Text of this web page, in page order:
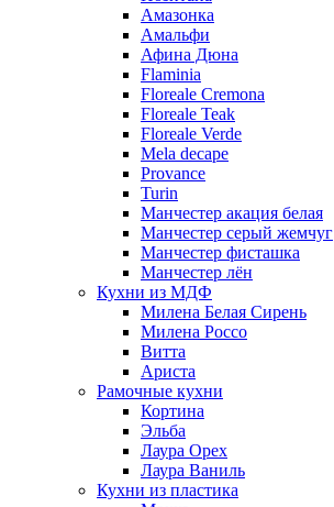
Амазонка
Амальфи
Афина Дюна
Flaminia
Floreale Cremona
Floreale Teak
Floreale Verde
Mela decape
Provance
Turin
Манчестер акация белая
Манчестер серый жемчуг
Манчестер фисташка
Манчестер лён
Кухни из МДФ
Милена Белая Сирень
Милена Россо
Витта
Ариста
Рамочные кухни
Кортина
Эльба
Лаура Орех
Лаура Ваниль
Кухни из пластика